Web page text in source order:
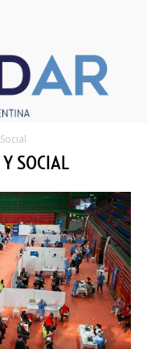
SOCIAL